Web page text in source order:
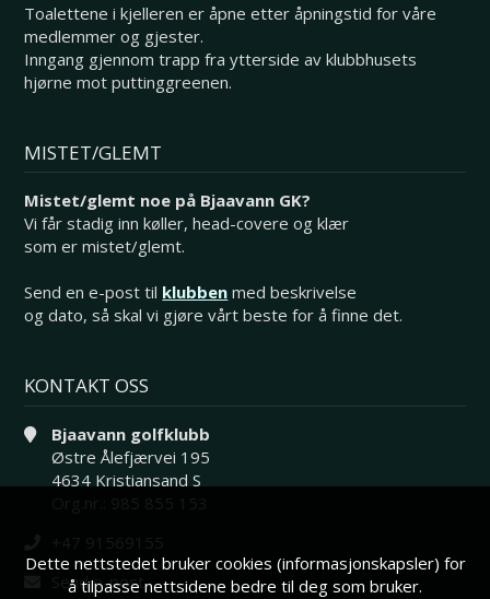
Toalettene i kjelleren er åpne etter åpningstid for våre
medlemmer og gjester.
Inngang gjennom trapp fra ytterside av klubbhusets
hjørne mot puttinggreenen.
MISTET/GLEMT
Mistet/glemt noe på Bjaavann GK?
Vi får stadig inn køller, head-covere og klær
som er mistet/glemt.
Send en e-post til klubben med beskrivelse
og dato, så skal vi gjøre vårt beste for å finne det.
KONTAKT OSS
Bjaavann golfklubb
Østre Ålefjærvei 195
4634 Kristiansand S
Send e-post
Dette nettstedet bruker cookies (informasjonskapsler) for
å tilpasse nettsidene bedre til deg som bruker.